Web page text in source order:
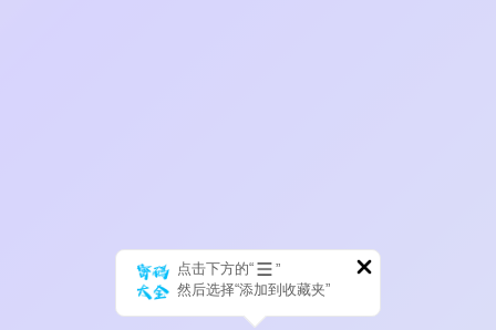
点击下方的“
”
然后选择“添加到收藏夹”